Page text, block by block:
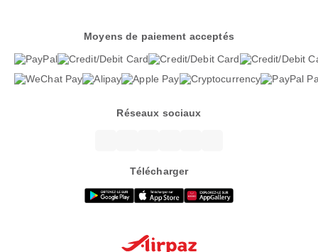
Moyens de paiement acceptés
Réseaux sociaux
Télécharger